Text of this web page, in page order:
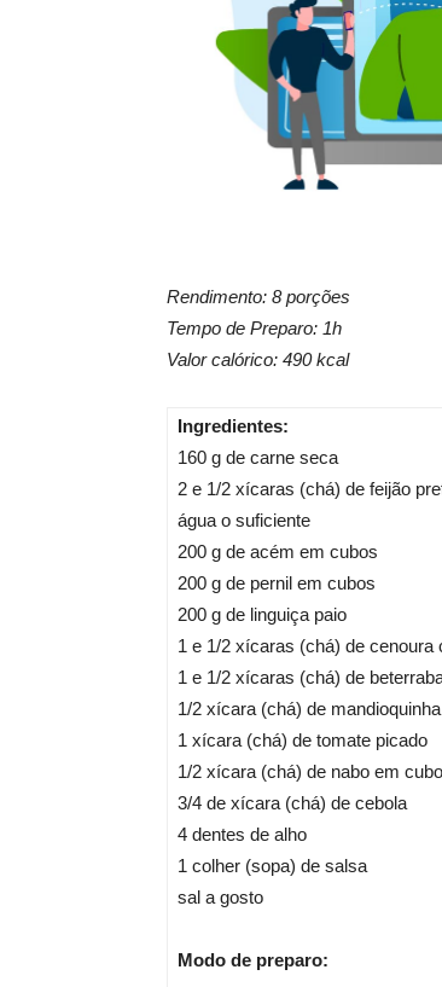
Rendimento: 8 porções
Tempo de Preparo: 1h
Valor calórico: 490 kcal
Ingredientes:
160 g de carne seca
2 e 1/2 xícaras (chá) de feijão
água o suficiente
200 g de acém em cubos
200 g de pernil em cubos
200 g de linguiça paio
1 e 1/2 xícaras (chá) de
1 e 1/2 xícaras (chá) de
1/2 xícara (chá) de
1 xícara (chá) de tomate picado
1/2 xícara (chá) de nabo em
3/4 de xícara (chá) de cebola
4 dentes de alho
1 colher (sopa) de salsa
sal a gosto
Modo de preparo: